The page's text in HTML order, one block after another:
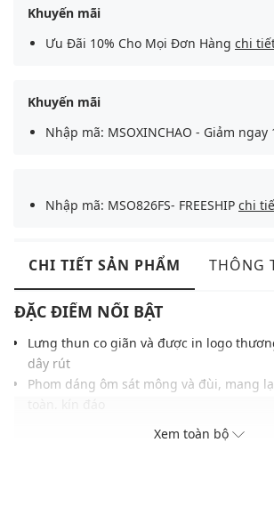
Khuyến mãi
Ưu Đãi 10% Cho Mọi Đơn Hàng chi
Khuyến mãi
Nhập mã: MSOXINCHAO - Giảm ngay
Nhập mã: MSO826FS- FREESHIP chi
CHI TIẾT SẢN PHẨM THÔNG
ĐẶC ĐIỂM NỔI BẬT
Lưng thun co giãn và được in logo
dây rút
Phom dáng ôm sát mông và đùi, mang
Chất vải co giãn, nhanh khô, mang lại
Xem toàn bộ